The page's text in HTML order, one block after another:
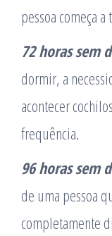
pessoa começa
72 horas sem
dormir, a
acontecer
frequência.
96 horas sem
de uma pessoa
completamente